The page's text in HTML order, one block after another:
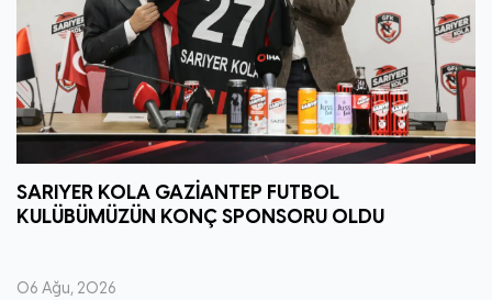
SARIYER KOLA GAZİANTEP FUTBOL
KULÜBÜMÜZÜN KONÇ SPONSORU OLDU
06 Ağu, 2026